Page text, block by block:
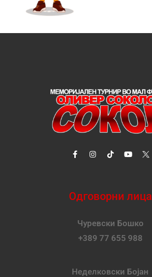
Одговорни лица
Чуревски Бошко
+389 77 655 988
Неделковски Бојан